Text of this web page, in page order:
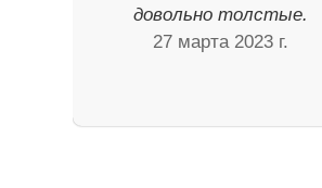
довольно толстые.
27 марта 2023 г.